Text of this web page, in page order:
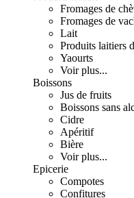
Fromages de
Fromages de
Lait
Produits laitiers
Yaourts
Voir plus...
Boissons
Jus de fruits
Boissons sans
Cidre
Apéritif
Bière
Voir plus...
Epicerie
Compotes
Confitures